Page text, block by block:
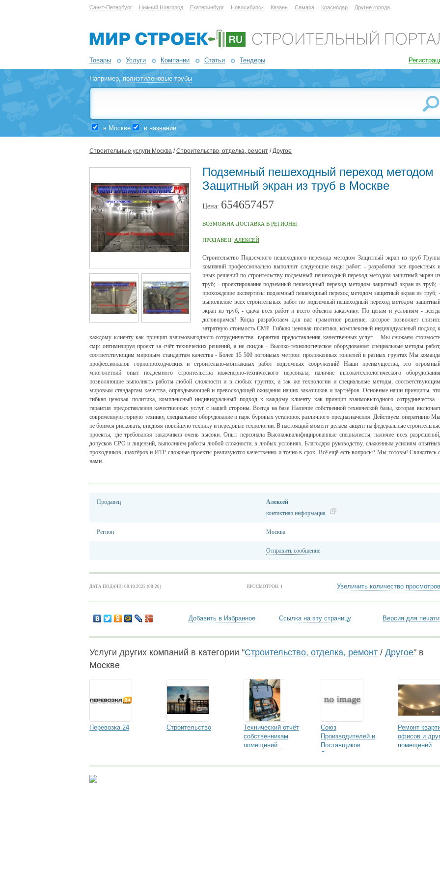
Санкт-Петербург Нижний Новгород Екатеринбург Новосибирск Казань Самара Краснодар Другие города
Товары Услуги Компании Статьи Тендеры
Например,полиэтиленовые трубы
в Москве в названии
Строительные услуги Москва /Строительство, отделка, ремонт /Другое
Подземный пешеходный переход методом
Защитный экран из труб в Москве
Цена: 654657457
ВОЗМОЖНА ДОСТАВКА В РЕГИОНЫ
ПРОДАВЕЦ: АЛЕКСЕЙ
Строительство Подземного пешеходного перехода методом Защитный экран из труб Группа
компаний профессионально выполнит следующие виды работ: - разработка все проектных и
иных решений по строительству подземный пешеходный переход методом защитный экран из
труб; - проектирование подземный пешеходный переход методом защитный экран из труб; -
прохождение экспертизы подземный пешеходный переход методом защитный экран из труб; -
выполнение всех строительных работ по подземный пешеходный переход методом защитный
экран из труб; - сдача всех работ и всего объекта заказчику. По ценам и условиям - всегда
договоримся! Когда разработаем для вас грамотное решение, которое позволяет снизить
затратную стоимость СМР. Гибкая ценовая политика, комплексный индивидуальный подход к
каждому клиенту как принцип взаимовыгодного сотрудничества- гарантия предоставления качественных услуг. - Мы снижаем стоимость
смр: оптимизируя проект за счёт технических решений, а не скидок - Высоко-технологическое оборудование: специальные методы работ,
соответствующим мировым стандартам качества - Более 15 500 погоныых метров: проложенных тоннелей в разных грунтах Мы команда
профессионалов горнопроходческих и строительно-монтажных работ подземных сооружений! Наши преимущества, это огромный
многолетний опыт подземного строительства инженерно-технического персонала, наличие высокотехнологического оборудования
позволяющие выполнять работы любой сложности и в любых грунтах, а так же технологии и специальные методы, соответствующим
мировым стандартам качества, оправдывающей и превосходящей ожидания наших заказчиков и партнёров. Основные наши принципы, это
гибкая ценовая политика, комплексный индивидуальный подход к каждому клиенту как принцип взаимовыгодного сотрудничества –
гарантия предоставления качественных услуг с нашей стороны. Всегда на базе Наличие собственной технической базы, которая включает
современную горную технику, специальное оборудование и парк буровых установок различного предназначения. Действуем оперативно Мы
не боимся рисковать, внедряя новейшую технику и передовые технологии. В настоящий момент делаем акцент на федеральные строительные
проекты, где требования заказчиков очень высоки. Опыт персонала Высококвалифицированные специалисты, наличие всех разрешений,
допусков СРО и лицензий, выполняем работы любой сложности, в любых условиях. Благодаря руководству, слаженным усилиям опытных
проходчиков, шахтёров и ИТР сложные проекты реализуются качественно и точно в срок. Всё ещё есть вопросы? Мы готовы! Свяжитесь с
нами.
Продавец
Алексей
контактная информация
Регион Москва
Отправить сообщение
ДАТА ПОДАЧИ: 08.10.2022 (08:20) ПРОСМОТРОВ: 1 Увеличить количество просмотров
Добавить в Избранное Ссылка на эту страницу Версия для печати
Услуги других компаний в категории "Строительство, отделка, ремонт / Другое" в
Москве
Перевозка 24 Строительство
Технический отчёт
собственникам
помещений.
Союз
Производителей и
Поставщиков
Отделочных
Ремонт
офисов и
помещений